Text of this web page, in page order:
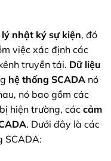
nhật ký sự kiện, đó
việc xác định các
truyền tải. Dữ liệu
hệ thống SCADA nó
nó bao gồm các
hiện trường, các cảm
. Dưới đây là các
SCADA: